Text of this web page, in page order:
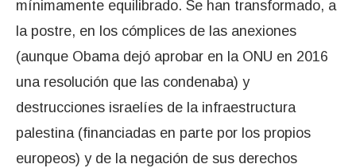
mínimamente equilibrado. Se han transformado, a
la postre, en los cómplices de las anexiones
(aunque Obama dejó aprobar en la ONU en 2016
una resolución que las condenaba) y
destrucciones israelíes de la infraestructura
palestina (financiadas en parte por los propios
europeos) y de la negación de sus derechos